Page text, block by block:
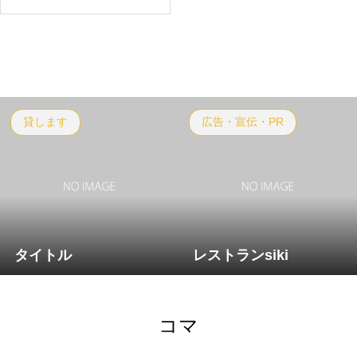
貸します
タイトル
広告・宣伝・PR
レストランsiki
コマ